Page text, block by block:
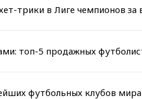
трики в Лиге чемпионов
топ-5 продажных
футбольных клубов мира